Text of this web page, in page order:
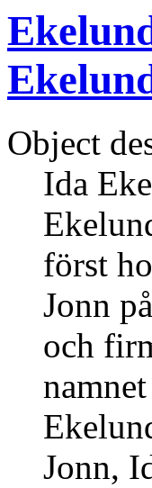
Object
Ida
först
Jonn
och
Jonn,